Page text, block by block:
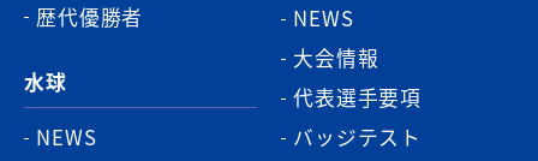
歴代優勝者
水球
NEWS
NEWS
大会情報
代表選手要項
バッジテスト